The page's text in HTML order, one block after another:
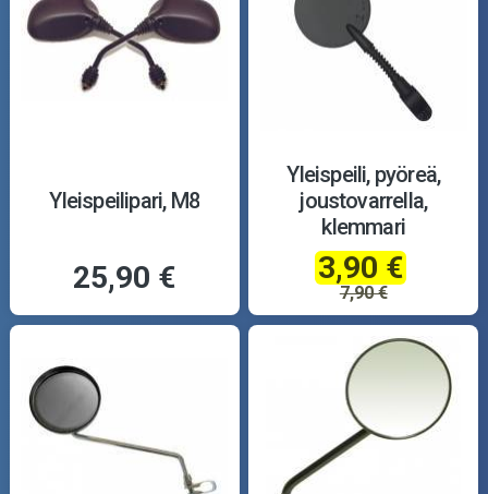
Yleispeilipari, M8
25,90 €
Yleispeili, pyöreä,
joustovarrella,
klemmari
3,90 €
7,90 €